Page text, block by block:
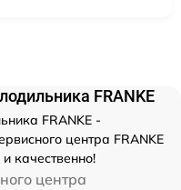
FRANKE
FRANKE -
центра FRANKE
качественно!
центра